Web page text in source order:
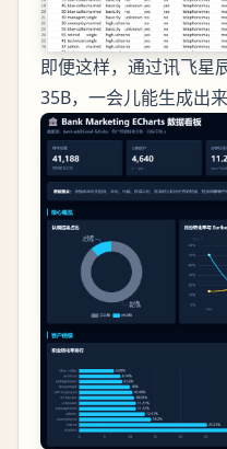
即便这样，通过讯飞星
35B，一会儿能生成出来